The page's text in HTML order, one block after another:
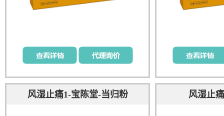
风湿止痛1-宝陈堂-当归粉 风湿止